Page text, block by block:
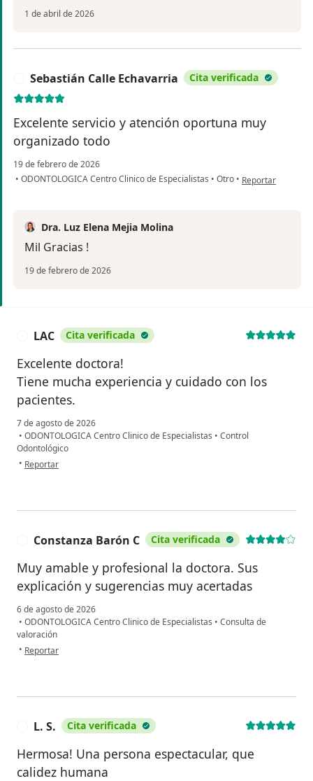
1 de abril de 2026
Sebastián Calle Echavarria Cita verificada
Excelente servicio y atención oportuna muy
organizado todo
19 de febrero de 2026
• ODONTOLOGICA Centro Clinico de Especialistas • Otro • en opinión del
Reportar
Dra. Luz Elena Mejia Molina
Mil Gracias !
19 de febrero de 2026
LAC Cita verificada
Excelente doctora!
Tiene mucha experiencia y cuidado con los
pacientes.
7 de agosto de 2026
• ODONTOLOGICA Centro Clinico de Especialistas • Control
Odontológico
• en opinión del usuario LAC
Reportar
Constanza Barón C Cita verificada
Muy amable y profesional la doctora. Sus
explicación y sugerencias muy acertadas
6 de agosto de 2026
• ODONTOLOGICA Centro Clinico de Especialistas • Consulta de
valoración
• en opinión del usuario Constanza Barón C
Reportar
L. S. Cita verificada
Hermosa! Una persona espectacular, que
calidez humana